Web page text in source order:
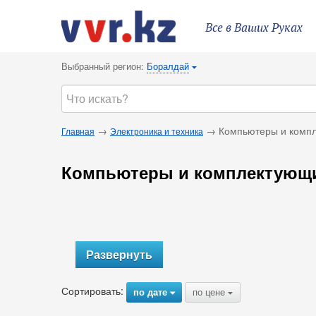
Все в Ваших Руках
Выбранный регион: Боралдай {
Главная → Электроника и техника → Компьютеры и
Компьютеры и
Развернуть
Сортировать: по дате{ по цене {